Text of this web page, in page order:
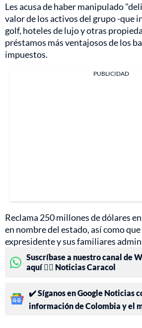
Les acusa de haber manipulado
valor de los activos del grupo -que
golf, hoteles de lujo y otras
préstamos más ventajosos de los
impuestos.
PUBLICIDAD
Reclama 250 millones de dólares
en nombre del estado, así como
expresidente y sus familiares
Suscríbase a nuestro canal de
aquí 👉🏻 Noticias Caracol
✔️ Síganos en Google Noticias
información de Colombia y el